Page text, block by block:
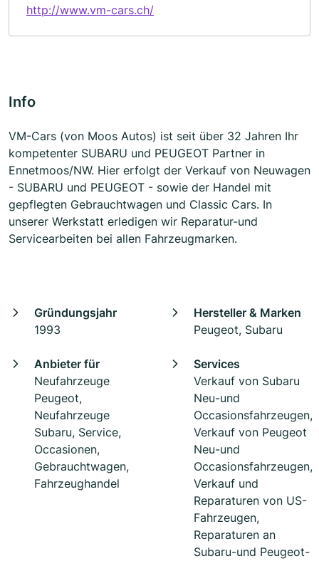
http://www.vm-cars.ch/
Info
VM-Cars (von Moos Autos) ist seit über 32 Jahren Ihr
kompetenter SUBARU und PEUGEOT Partner in
Ennetmoos/NW. Hier erfolgt der Verkauf von Neuwagen
- SUBARU und PEUGEOT - sowie der Handel mit
gepflegten Gebrauchtwagen und Classic Cars. In
unserer Werkstatt erledigen wir Reparatur-und
Servicearbeiten bei allen Fahrzeugmarken.
Gründungsjahr
1993
Hersteller & Marken
Peugeot, Subaru
Anbieter für
Neufahrzeuge
Peugeot,
Neufahrzeuge
Subaru, Service,
Occasionen,
Gebrauchtwagen,
Fahrzeughandel
Services
Verkauf von Subaru
Neu-und
Occasionsfahrzeugen,
Verkauf von Peugeot
Neu-und
Occasionsfahrzeugen,
Verkauf und
Reparaturen von US-
Fahrzeugen,
Reparaturen an
Subaru-und Peugeot-